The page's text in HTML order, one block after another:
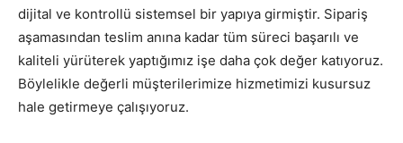
dijital ve kontrollü sistemsel bir yapıya girmiştir. Sipariş
aşamasından teslim anına kadar tüm süreci başarılı ve
kaliteli yürüterek yaptığımız işe daha çok değer katıyoruz.
Böylelikle değerli müşterilerimize hizmetimizi kusursuz
hale getirmeye çalışıyoruz.